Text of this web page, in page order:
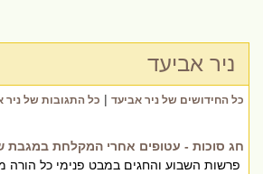
ניר אביעד
כל החידושים של ניר אביעד | כל התגובות של ניר
חג סוכות - עטופים אחרי המקלחת
פרשות השבוע והחגים במבט פנימי כל הורה